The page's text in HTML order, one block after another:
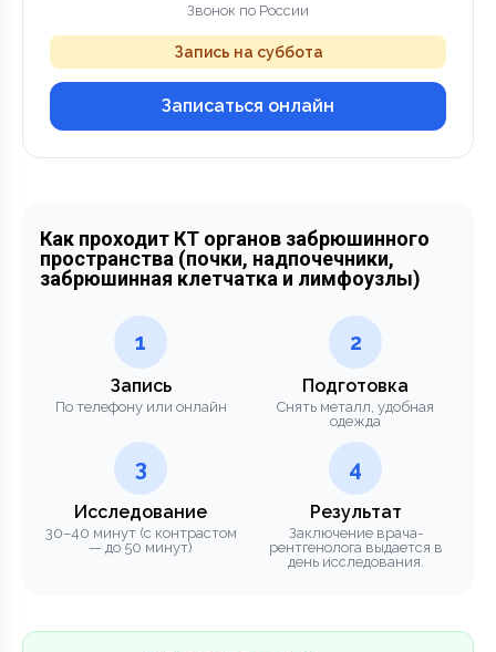
Звонок по России
Запись на суббота
Записаться онлайн
Как проходит КТ органов забрюшинного
пространства (почки, надпочечники,
забрюшинная клетчатка и лимфоузлы)
1
Запись
По телефону или онлайн
2
Подготовка
Снять металл, удобная
одежда
3
Исследование
30–40 минут (с контрастом
— до 50 минут)
4
Результат
Заключение врача-
рентгенолога выдается в
день исследования.